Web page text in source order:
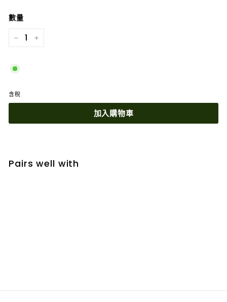
數量
+
含稅
加入購物車
Pairs well with